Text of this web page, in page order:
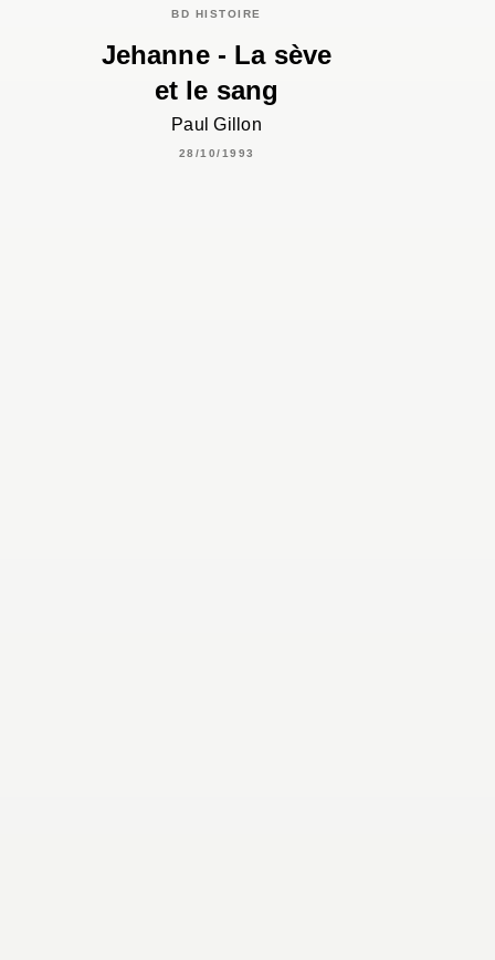
BD HISTOIRE
Jehanne - La sève
et le sang
Paul Gillon
28/10/1993